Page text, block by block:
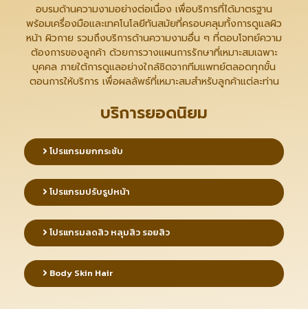
อบรมด้านความงามอย่างต่อเนื่อง เพื่อบริการที่ได้มาตรฐาน
พร้อมเครื่องมือและเทคโนโลยีทันสมัยที่ครอบคลุมทั้งการดูแลผิว
หน้า ผิวกาย รวมถึงบริการด้านความงามอื่น ๆ ที่ตอบโจทย์ความ
ต้องการของลูกค้า ด้วยการวางแผนการรักษาที่เหมาะสมเฉพาะ
บุคคล ภายใต้การดูแลอย่างใกล้ชิดจากทีมแพทย์ตลอดทุกขั้น
ตอนการให้บริการ เพื่อผลลัพธ์ที่เหมาะสมสำหรับลูกค้าแต่ละท่าน
บริการยอดนิยม
โปรแกรมยกกระชับ
โปรแกรมปรับรูปหน้า
โปรแกรมลดสิว หลุมสิว รอยสิว
Body Skin Hair